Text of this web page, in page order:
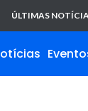
ÚLTIMAS